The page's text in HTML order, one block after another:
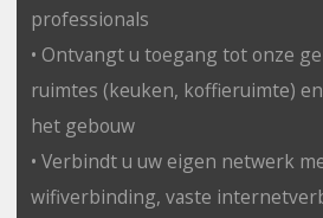
professionals
• Ontvangt u toegang tot onze
ruimtes (keuken, koffieruimte)
het gebouw
• Verbindt u uw eigen netwerk
wifiverbinding, vaste